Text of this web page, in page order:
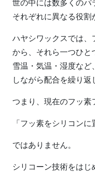
世の中には数多くのパ
それぞれに異なる役割
ハヤシワックスでは、
から、それら一つひと
雪温・気温・湿度な
しながら配合を繰り返
つまり、現在のフッ素
「フッ素をシリコンに
ではありません。
シリコーン技術をは